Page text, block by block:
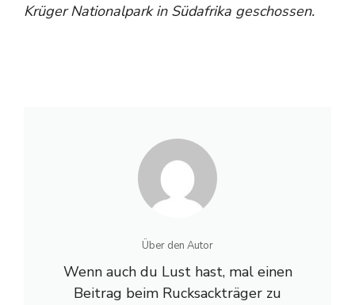
Krüger Nationalpark in Südafrika geschossen.
Über den Autor
Wenn auch du Lust hast, mal einen
Beitrag beim Rucksackträger zu